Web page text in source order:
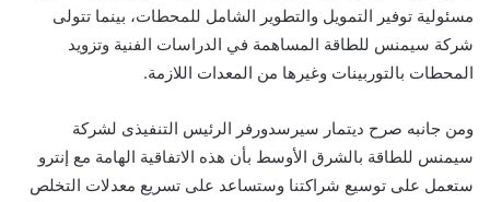
مسئولية توفير التمويل والتطوير الشامل للمحطات، بينما تتولى
شركة سيمنس للطاقة المساهمة في الدراسات الفنية وتزويد
المحطات بالتوربينات وغيرها من المعدات اللازمة.
ومن جانبه صرح ديتمار سيرسدورفر الرئيس التنفيذى لشركة
سيمنس للطاقة بالشرق الأوسط بأن هذه الاتفاقية الهامة مع إنترو
ستعمل على توسيع شراكتنا وستساعد على تسريع معدلات التخلص